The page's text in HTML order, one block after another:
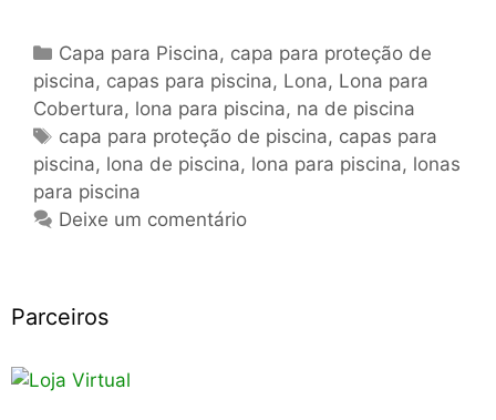
Categorias
Capa para Piscina, capa para proteção de
piscina, capas para piscina, Lona, Lona para
Cobertura, lona para piscina, na de piscina
Tags
capa para proteção de piscina, capas para
piscina, lona de piscina, lona para piscina, lonas
para piscina
Deixe um comentário
Parceiros